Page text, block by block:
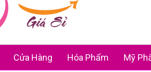
Cửa Hàng Hóa Phẩm Mỹ